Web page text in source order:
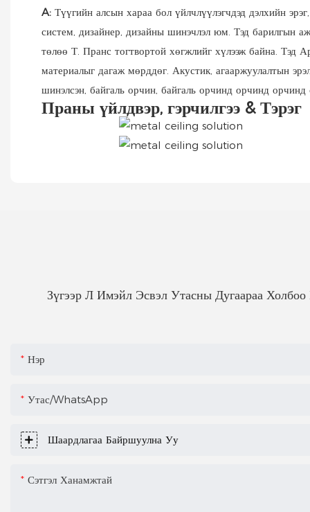
A: Түүгийн алсын хараа бол үйлчлүүлэгчдэд дэлхийн
систем, дизайнер, дизайны шинэчлэл юм. Тэд барилгын
төлөө Т. Пранс тогтвортой хөгжлийг хүлээж байна. Тэд
материалыг дагаж мөрддөг. Акустик, агааржуулалтын
шинэлсэн, байгаль орчин, байгаль орчинд орчинд
Праны үйлдвэр, гэрчилгээ & Тэрэг
Зүгээр Л Имэйл Эсвэл Утасны Дугаараа
Нэр
Утас/WhatsApp
Шаардлагаа Байршуулна Уу
Сэтгэл Ханамжтай